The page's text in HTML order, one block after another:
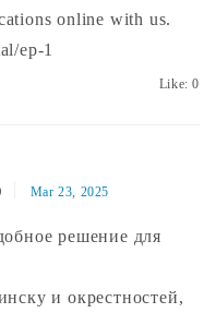
online with us.
ep-1
Like:0
Mar 23, 2025
решение для
и окрестностей,